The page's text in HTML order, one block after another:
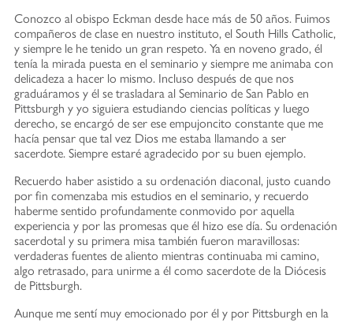
Conozco al obispo Eckman desde hace más de 50 años. Fuimos
compañeros de clase en nuestro instituto, el South Hills Catholic,
y siempre le he tenido un gran respeto. Ya en noveno grado, él
tenía la mirada puesta en el seminario y siempre me animaba con
delicadeza a hacer lo mismo. Incluso después de que nos
graduáramos y él se trasladara al Seminario de San Pablo en
Pittsburgh y yo siguiera estudiando ciencias políticas y luego
derecho, se encargó de ser ese empujoncito constante que me
hacía pensar que tal vez Dios me estaba llamando a ser
sacerdote. Siempre estaré agradecido por su buen ejemplo.
Recuerdo haber asistido a su ordenación diaconal, justo cuando
por fin comenzaba mis estudios en el seminario, y recuerdo
haberme sentido profundamente conmovido por aquella
experiencia y por las promesas que él hizo ese día. Su ordenación
sacerdotal y su primera misa también fueron maravillosas:
verdaderas fuentes de aliento mientras continuaba mi camino,
algo retrasado, para unirme a él como sacerdote de la Diócesis
de Pittsburgh.
Aunque me sentí muy emocionado por él y por Pittsburgh en la